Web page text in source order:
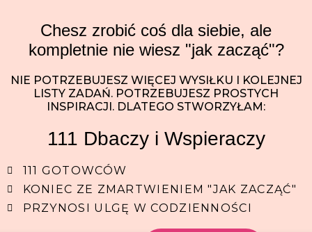
Chesz zrobić coś dla siebie, ale
kompletnie nie wiesz "jak zacząć"?
NIE POTRZEBUJESZ WIĘCEJ WYSIŁKU I KOLEJNEJ
LISTY ZADAŃ. POTRZEBUJESZ PROSTYCH
INSPIRACJI. DLATEGO STWORZYŁAM:
111 Dbaczy i Wspieraczy
111 GOTOWCÓW
KONIEC ZE ZMARTWIENIEM "JAK ZACZĄĆ"
PRZYNOSI ULGĘ W CODZIENNOŚCI